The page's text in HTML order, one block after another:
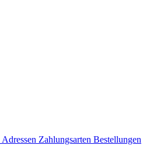
Adressen Zahlungsarten Bestellungen